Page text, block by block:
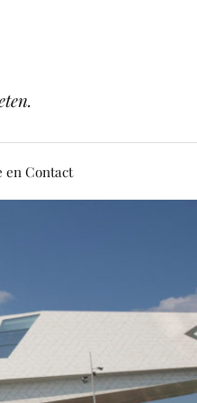
en Contact